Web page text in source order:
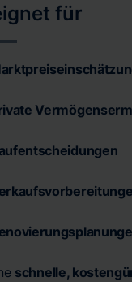
für
schnelle,